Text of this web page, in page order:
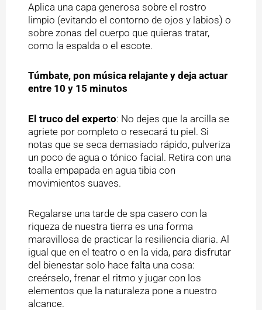
Aplica una capa generosa sobre el rostro
limpio (evitando el contorno de ojos y labios) o
sobre zonas del cuerpo que quieras tratar,
como la espalda o el escote.
Túmbate, pon música relajante y deja actuar
entre 10 y 15 minutos
El truco del experto: No dejes que la arcilla se
agriete por completo o resecará tu piel. Si
notas que se seca demasiado rápido, pulveriza
un poco de agua o tónico facial. Retira con una
toalla empapada en agua tibia con
movimientos suaves.
Regalarse una tarde de spa casero con la
riqueza de nuestra tierra es una forma
maravillosa de practicar la resiliencia diaria. Al
igual que en el teatro o en la vida, para disfrutar
del bienestar solo hace falta una cosa:
creérselo, frenar el ritmo y jugar con los
elementos que la naturaleza pone a nuestro
alcance.